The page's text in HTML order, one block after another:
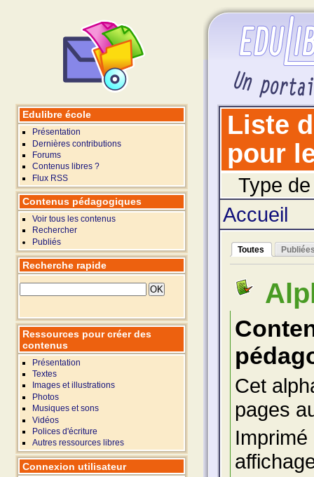
Liste
pour
Type
Accueil
Toutes
Cet
pages
Edulibre école
Présentation
Dernières contributions
Forums
Contenus libres ?
Flux RSS
Contenus pédagogiques
Voir tous les contenus
Rechercher
Publiés
Recherche rapide
Ressources pour créer des
contenus
Présentation
Textes
Images et illustrations
Photos
Musiques et sons
Vidéos
Polices d'écriture
Autres ressources libres
Connexion utilisateur